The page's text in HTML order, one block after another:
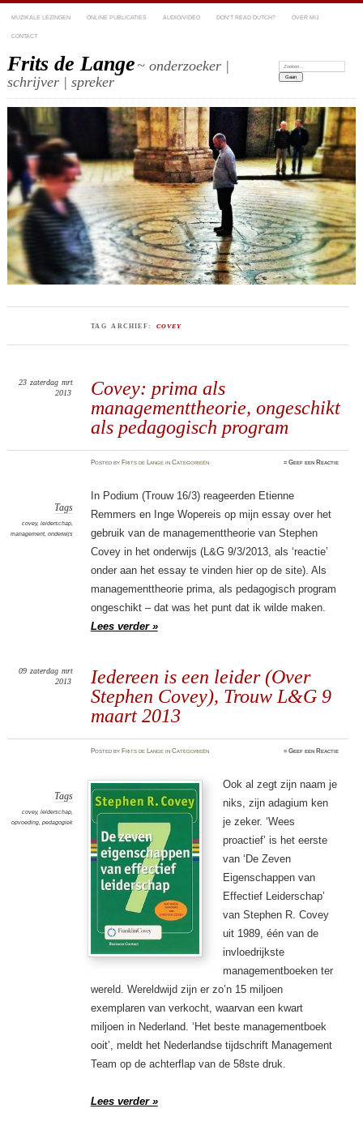
MUZIKALE LEZINGEN ONLINE PUBLICATIES AUDIO/VIDEO DON’T READ DUTCH? OVER MIJ
CONTACT
Frits de Lange~ onderzoeker |
schrijver | spreker
Zoeken:
TAG ARCHIEF: COVEY
Covey: prima als
managementtheorie, ongeschikt
als pedagogisch program
23 zaterdag mrt
2013
PostedbyFrits de Lange inCategorieën ≈Geef een Reactie
Tags
covey, leiderschap,
management, onderwijs
In Podium (Trouw 16/3) reageerden Etienne
Remmers en Inge Wopereis op mijn essay over het
gebruik van de managementtheorie van Stephen
Covey in het onderwijs (L&G 9/3/2013, als ‘reactie’
onder aan het essay te vinden hier op de site). Als
managementtheorie prima, als pedagogisch program
ongeschikt – dat was het punt dat ik wilde maken.
Lees verder »
Iedereen is een leider (Over
Stephen Covey), Trouw L&G 9
maart 2013
09 zaterdag mrt
2013
PostedbyFrits de Lange inCategorieën ≈Geef een Reactie
Tags
covey, leiderschap,
opvoeding, pedagogiek
Ook al zegt zijn naam je
niks, zijn adagium ken
je zeker. ‘Wees
proactief’ is het eerste
van ‘De Zeven
Eigenschappen van
Effectief Leiderschap’
van Stephen R. Covey
uit 1989, één van de
invloedrijkste
managementboeken ter
wereld. Wereldwijd zijn er zo’n 15 miljoen
exemplaren van verkocht, waarvan een kwart
miljoen in Nederland. ‘Het beste managementboek
ooit’, meldt het Nederlandse tijdschrift Management
Team op de achterflap van de 58ste druk.
Lees verder »